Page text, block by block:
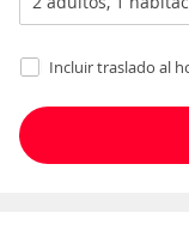
Incluir traslado al